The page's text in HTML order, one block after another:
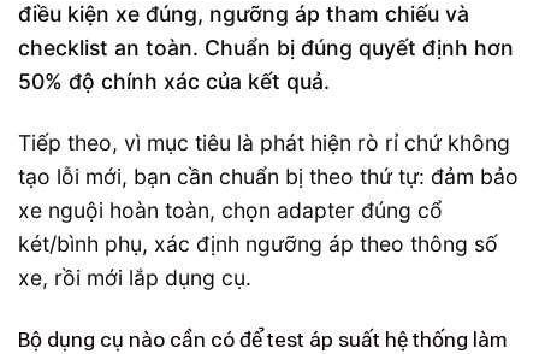
điều kiện xe đúng, ngưỡng áp tham chiếu và
checklist an toàn. Chuẩn bị đúng quyết định hơn
50% độ chính xác của kết quả.
Tiếp theo, vì mục tiêu là phát hiện rò rỉ chứ không
tạo lỗi mới, bạn cần chuẩn bị theo thứ tự: đảm bảo
xe nguội hoàn toàn, chọn adapter đúng cổ
két/bình phụ, xác định ngưỡng áp theo thông số
xe, rồi mới lắp dụng cụ.
Bộ dụng cụ nào cần có để test áp suất hệ thống làm